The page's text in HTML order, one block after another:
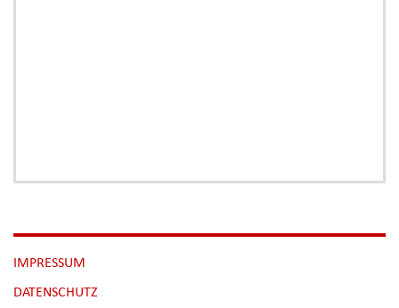
NAVIGATION
ÜBERSPRINGEN
IMPRESSUM
DATENSCHUTZ